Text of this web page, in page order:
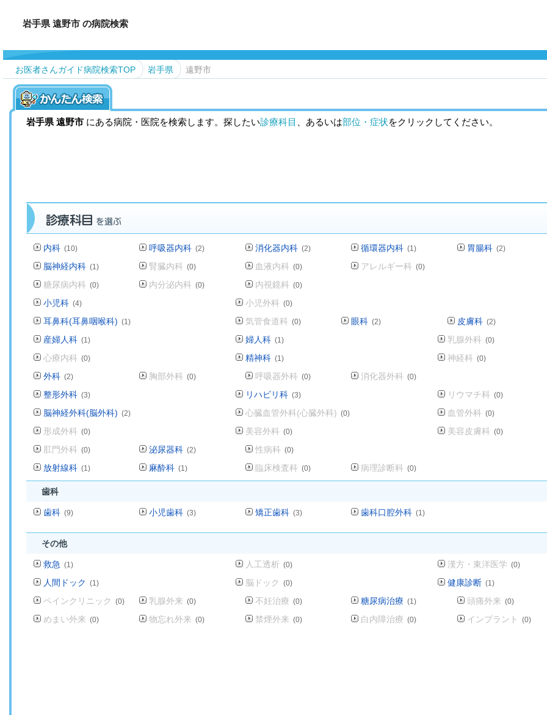
岩手県 遠野市 の病院検索
お医者さんガイド病院検索TOP 岩手県 遠野市
岩手県 遠野市 にある病院・医院を検索します。探したい診療科目 、あるいは部位・症状をクリックしてください。
内科 (10) 呼吸器内科 (2) 消化器内科 (2) 循環器内科 (1) 胃腸科 (2)
脳神経内科 (1) 腎臓内科 (0) 血液内科 (0) アレルギー科 (0)
糖尿病内科 (0) 内分泌内科 (0) 内視鏡科 (0)
小児科 (4) 小児外科 (0)
耳鼻科(耳鼻咽喉科) (1) 気管食道科 (0) 眼科 (2) 皮膚科 (2)
産婦人科 (1) 婦人科 (1) 乳腺外科 (0)
心療内科 (0) 精神科 (1) 神経科 (0)
外科 (2) 胸部外科 (0) 呼吸器外科 (0) 消化器外科 (0)
整形外科 (3) リハビリ科 (3) リウマチ科 (0)
脳神経外科(脳外科) (2) 心臓血管外科(心臓外科) (0) 血管外科 (0)
形成外科 (0) 美容外科 (0) 美容皮膚科 (0)
肛門外科 (0) 泌尿器科 (2) 性病科 (0)
放射線科 (1) 麻酔科 (1) 臨床検査科 (0) 病理診断科 (0)
歯科
歯科 (9) 小児歯科 (3) 矯正歯科 (3) 歯科口腔外科 (1)
その他
救急 (1) 人工透析 (0) 漢方・東洋医学 (0)
人間ドック (1) 脳ドック (0) 健康診断 (1)
ペインクリニック (0) 乳腺外来 (0) 不妊治療 (0) 糖尿病治療 (1) 頭痛外来 (0)
めまい外来 (0) 物忘れ外来 (0) 禁煙外来 (0) 白内障治療 (0) インプラント (0)